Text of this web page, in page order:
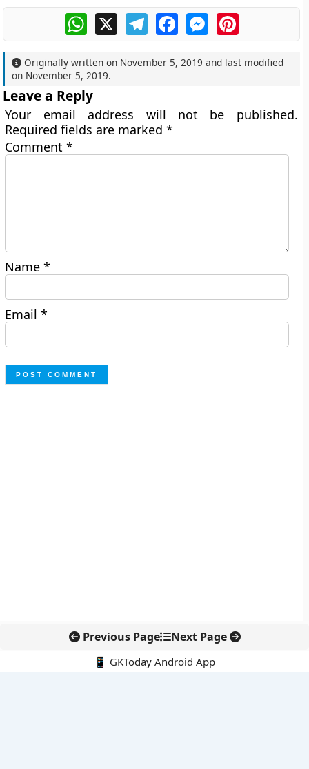
WhatsApp
X TelegramFacebookMessengerPinterest
Originally written on November 5, 2019 and last modified
on November 5, 2019.
Leave a Reply
Your email address will not be published.
Required fields are marked*
Comment*
Name*
Email*
Previous Page Next Page
📱 GKToday Android App